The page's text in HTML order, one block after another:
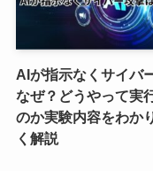
AIが指示なくサイバ
なぜ？どうやって実
のか実験内容をわか
く解説